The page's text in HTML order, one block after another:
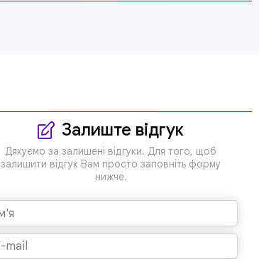
Залиште відгук
Дякуємо за залишені відгуки. Для того, щоб
залишити відгук Вам просто заповніть форму
нижче.